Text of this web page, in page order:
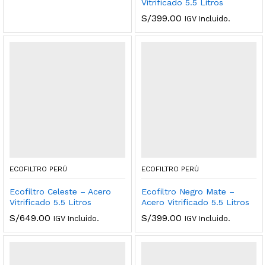
Vitrificado 5.5 Litros
S/399.00 IGV Incluido.
ECOFILTRO PERÚ
Ecofiltro Celeste – Acero
Vitrificado 5.5 Litros
S/649.00 IGV Incluido.
ECOFILTRO PERÚ
Ecofiltro Negro Mate –
Acero Vitrificado 5.5 Litros
S/399.00 IGV Incluido.